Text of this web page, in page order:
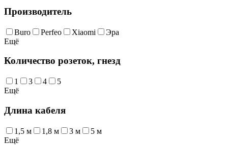
Производитель
Buro Perfeo Xiaomi
Эра
Ещё
Количество розеток, гнезд
1 3 4
5
Ещё
Длина кабеля
1,5 м 1,8 м 3 м
5 м
Ещё